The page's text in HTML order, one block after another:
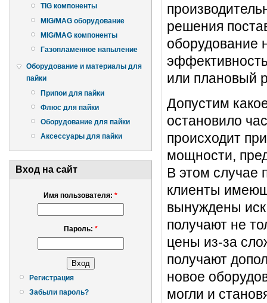
TIG компоненты
MIG/MAG оборудование
MIG/MAG компоненты
Газопламенное напыление
Оборудование и материалы для
пайки
Припои для пайки
Флюс для пайки
Оборудование для пайки
Аксессуары для пайки
Вход на сайт
Имя пользователя: *
Пароль: *
Регистрация
Забыли пароль?
решения
оборудование
или плановый
Допустим
остановило
происходит
мощности,
В этом случае
клиенты
вынуждены
получают не
цены из-за
получают
новое
могли и